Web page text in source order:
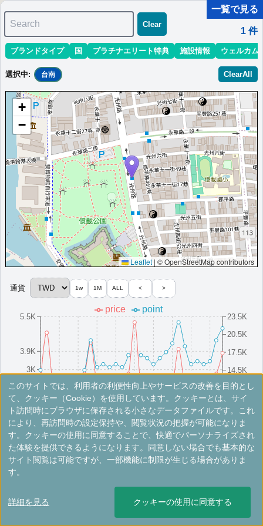
マリオット最新情報ホテル情報(アジア)ホテル特典攻略
1 - 1 件 / 全 1 件
並び替え: 最低価格目安 開業時期 エリア 地域
アロフト・台南安平
台湾・台南に位置する個性派ホテルです。スタイリッシュな客
室、無料Wi-Fi、オールデイダイニングが魅力です。
台湾台南
開業:2019
年
最低価格目安:￥2,940
TWD
情報サイ
ト:en.itravelblog.net
Marriott Bonvoyで価格をみる
プラチナエリート特典： ウェルカムギフト朝食選択可,クラブラウンジなし,客
室アップグレード有（一部ホテルでプラチナ以下スイート対象）,DJイベント
参加無料
More...
1 - 1 件 / 全 1 件 ＞
一覧で見る
Search
Clear
1 件
ブランドタイプ 国 プラチナエリート特典 施設情報 ウェルカム
選択中: 台南 ClearAll
+
−
Leaflet | © OpenStreetMap contributors
8/1(Fri)8/4(Mon)8/7(Thu)8/10(Sun)8/13(Wed)8/16(Sat)8/19(Tue)8/22(Fri)8/25(Mon)8/28(Thu)
2.2K
3K
3.9K
5.5K
11.5K
14.5K
17.5K
20.5K
23.5K
price point
※手数料別。レートは目安ですので最新の情報は公式サイトでご確認ください。
通貨 1w 1M ALL < >
アロフト・台南安平
台湾・台南に位置する個性派ホテルです。スタイリッシュな客室、
無料Wi-Fi、オールデイダイニングが魅力です。
台湾台南
開業:2019年
このサイトでは、利用者の利便性向上やサービスの改善を目的とし
て、クッキー（Cookie）を使用しています。クッキーとは、サイ
ト訪問時にブラウザに保存される小さなデータファイルです。これ
により、再訪問時の設定保持や、閲覧状況の把握が可能になりま
す。クッキーの使用に同意することで、快適でパーソナライズされ
た体験を提供できるようになります。同意しない場合でも基本的な
サイト閲覧は可能ですが、一部機能に制限が生じる場合がありま
す。
詳細を見る クッキーの使用に同意する